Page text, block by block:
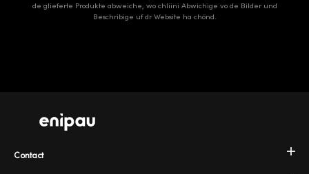
de glieferte Produkte abweiche, wo chliini Abwichige vo de Bilder und
Beschribige uf dr Website ha chönd.
Contact